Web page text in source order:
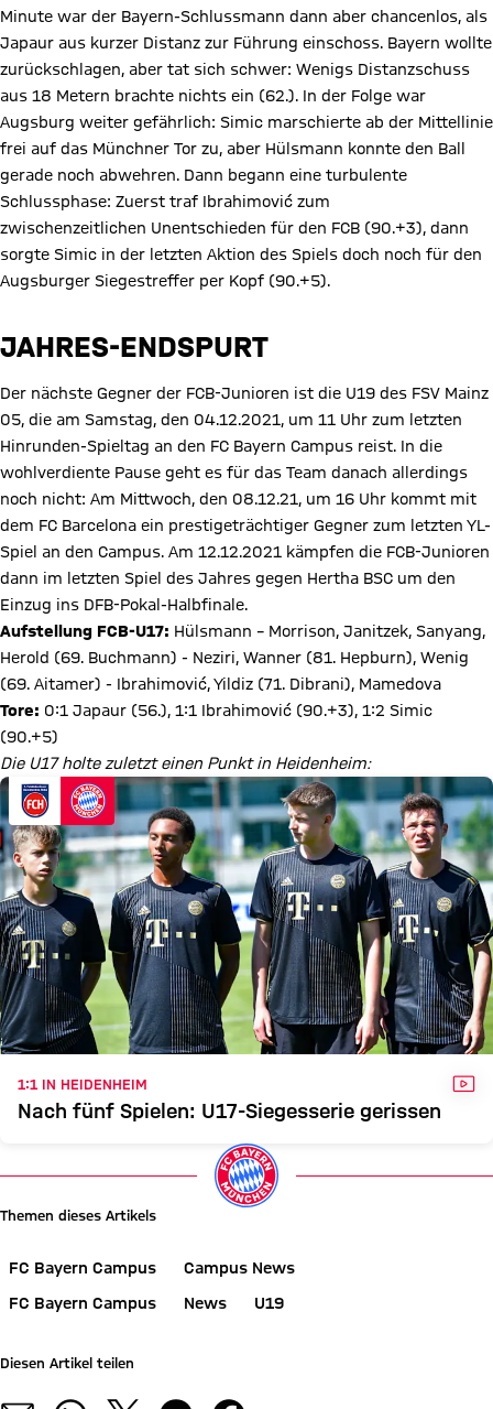
Minute war der Bayern-Schlussmann dann aber chancenlos, als
Japaur aus kurzer Distanz zur Führung einschoss. Bayern wollte
zurückschlagen, aber tat sich schwer: Wenigs Distanzschuss
aus 18 Metern brachte nichts ein (62.). In der Folge war
Augsburg weiter gefährlich: Simic marschierte ab der Mittellinie
frei auf das Münchner Tor zu, aber Hülsmann konnte den Ball
gerade noch abwehren. Dann begann eine turbulente
Schlussphase: Zuerst traf Ibrahimović zum
zwischenzeitlichen Unentschieden für den FCB (90.+3), dann
sorgte Simic in der letzten Aktion des Spiels doch noch für den
Augsburger Siegestreffer per Kopf (90.+5).
JAHRES-ENDSPURT
Der nächste Gegner der FCB-Junioren ist die U19 des FSV Mainz
05, die am Samstag, den 04.12.2021, um 11 Uhr zum letzten
Hinrunden-Spieltag an den FC Bayern Campus reist. In die
wohlverdiente Pause geht es für das Team danach allerdings
noch nicht: Am Mittwoch, den 08.12.21, um 16 Uhr kommt mit
dem FC Barcelona ein prestigeträchtiger Gegner zum letzten YL-
Spiel an den Campus. Am 12.12.2021 kämpfen die FCB-Junioren
dann im letzten Spiel des Jahres gegen Hertha BSC um den
Einzug ins DFB-Pokal-Halbfinale.
Aufstellung FCB-U17: Hülsmann – Morrison, Janitzek, Sanyang,
Herold (69. Buchmann) - Neziri, Wanner (81. Hepburn), Wenig
(69. Aitamer) - Ibrahimović, Yildiz (71. Dibrani), Mamedova
Tore: 0:1 Japaur (56.), 1:1 Ibrahimović (90.+3), 1:2 Simic
(90.+5)
Die U17 holte zuletzt einen Punkt in Heidenheim:
1:1 IN HEIDENHEIM
Nach fünf Spielen: U17-Siegesserie gerissen
Themen dieses Artikels
FC Bayern Campus
Campus News
FC Bayern Campus
News U19
Diesen Artikel teilen